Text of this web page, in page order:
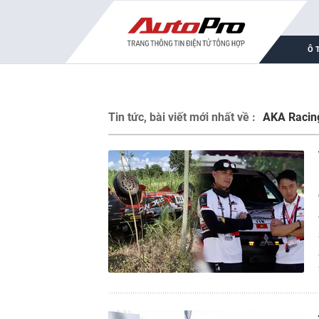
Ô
Tin tức, bài viết mới nhất về : AKA